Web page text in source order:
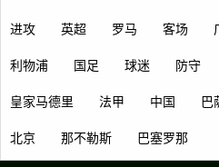
进攻 英超 罗马 客场
利物浦 国足 球迷 防守
皇家马德里 法甲 中国 巴
北京 那不勒斯 巴塞罗那